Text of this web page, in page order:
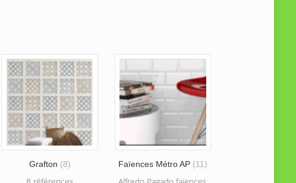
Grafton (8) Faïences Métro AP (11)